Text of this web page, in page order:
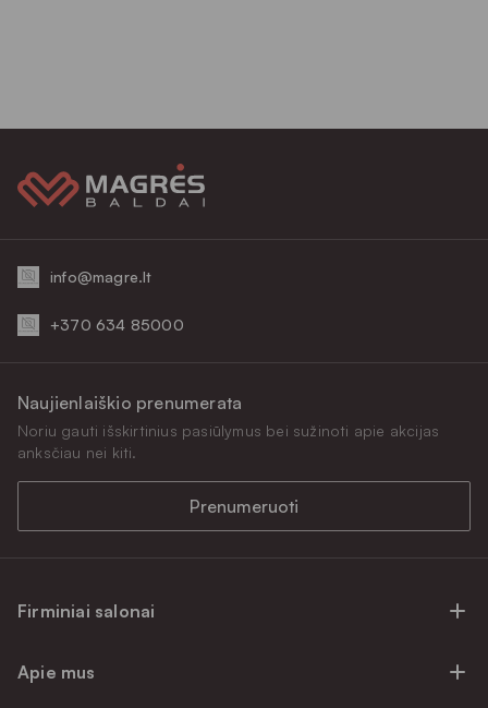
info@magre.lt
+370 634 85000
Firminiai salonai
Apie mus
Naujienlaiškio prenumerata
Noriu gauti išskirtinius pasiūlymus bei sužinoti apie akcijas
anksčiau nei kiti.
Prenumeruoti